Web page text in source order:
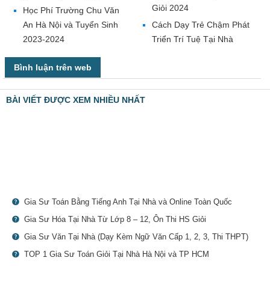
Học Phí Trường Chu Văn
An Hà Nội và Tuyển Sinh
2023-2024
Giỏi 2024
Cách Dạy Trẻ Chậm Phát
Triển Trí Tuệ Tại Nhà
Bình luận trên web
BÀI VIẾT ĐƯỢC XEM NHIỀU NHẤT
Gia Sư Toán Bằng Tiếng Anh Tại Nhà và Online Toàn Quốc
Gia Sư Hóa Tại Nhà Từ Lớp 8 – 12, Ôn Thi HS Giỏi
Gia Sư Văn Tại Nhà (Dạy Kèm Ngữ Văn Cấp 1, 2, 3, Thi THPT)
TOP 1 Gia Sư Toán Giỏi Tại Nhà Hà Nội và TP HCM